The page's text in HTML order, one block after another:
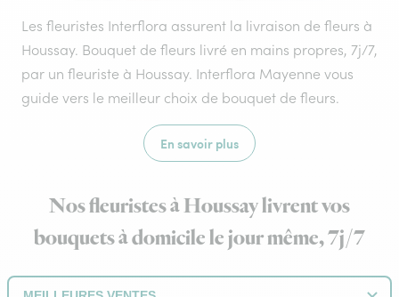
Les fleuristes Interflora assurent la livraison de fleurs à
Houssay. Bouquet de fleurs livré en mains propres, 7j/7,
par un fleuriste à Houssay. Interflora Mayenne vous
guide vers le meilleur choix de bouquet de fleurs.
En savoir plus
Nos fleuristes à Houssay livrent vos
bouquets à domicile le jour même, 7j/7